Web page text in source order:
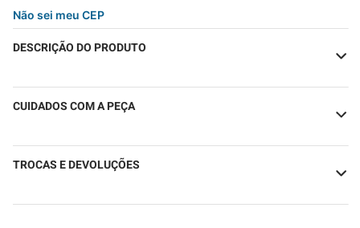
Não sei meu CEP
DESCRIÇÃO DO PRODUTO
CUIDADOS COM A PEÇA
TROCAS E DEVOLUÇÕES